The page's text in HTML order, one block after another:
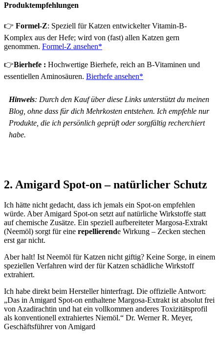
Produktempfehlungen
👉 Formel-Z: Speziell für Katzen entwickelter Vitamin-B-
Komplex aus der Hefe; wird von (fast) allen Katzen gern
genommen. Formel-Z ansehen*
👉Bierhefe : Hochwertige Bierhefe, reich an B-Vitaminen und
essentiellen Aminosäuren. Bierhefe ansehen*
Hinweis: Durch den Kauf über diese Links unterstützt du meinen
Blog, ohne dass für dich Mehrkosten entstehen. Ich empfehle nur
Produkte, die ich persönlich geprüft oder sorgfältig recherchiert
habe.
2. Amigard Spot-on – natürlicher Schutz
Ich hätte nicht gedacht, dass ich jemals ein Spot-on empfehlen
würde. Aber Amigard Spot-on setzt auf natürliche Wirkstoffe statt
auf chemische Zusätze. Ein speziell aufbereiteter Margosa-Extrakt
(Neemöl) sorgt für eine repellierende Wirkung – Zecken stechen
erst gar nicht.
Aber halt! Ist Neemöl für Katzen nicht giftig? Keine Sorge, in einem
speziellen Verfahren wird der für Katzen schädliche Wirkstoff
extrahiert.
Ich habe direkt beim Hersteller hinterfragt. Die offizielle Antwort:
„Das in Amigard Spot-on enthaltene Margosa-Extrakt ist absolut frei
von Azadirachtin und hat ein vollkommen anderes Toxizitätsprofil
als konventionell extrahiertes Niemöl.“ Dr. Werner R. Meyer,
Geschäftsführer von Amigard